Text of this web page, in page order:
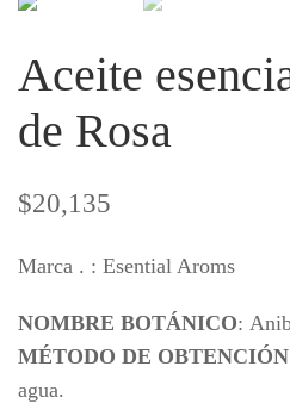
Aceite
de Rosa
$20,135
Marca . : Esential Aroms
NOMBRE BOTÁNICO:
MÉTODO DE
agua.